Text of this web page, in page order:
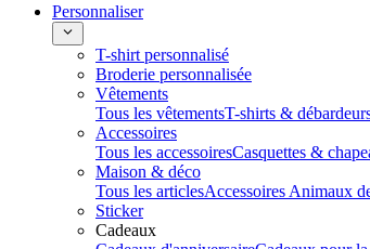
Personnaliser
T-shirt personnalisé
Broderie personnalisée
Vêtements
Tous les vêtementsT-shirts &
Accessoires
Tous les accessoiresCasquettes &
Maison & déco
Tous les articlesAccessoires Animaux
Sticker
Cadeaux